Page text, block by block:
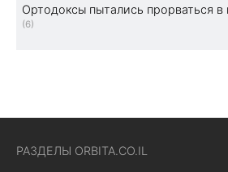
Ортодоксы пытались прорваться
(6)
РАЗДЕЛЫ ORBITA.CO.IL